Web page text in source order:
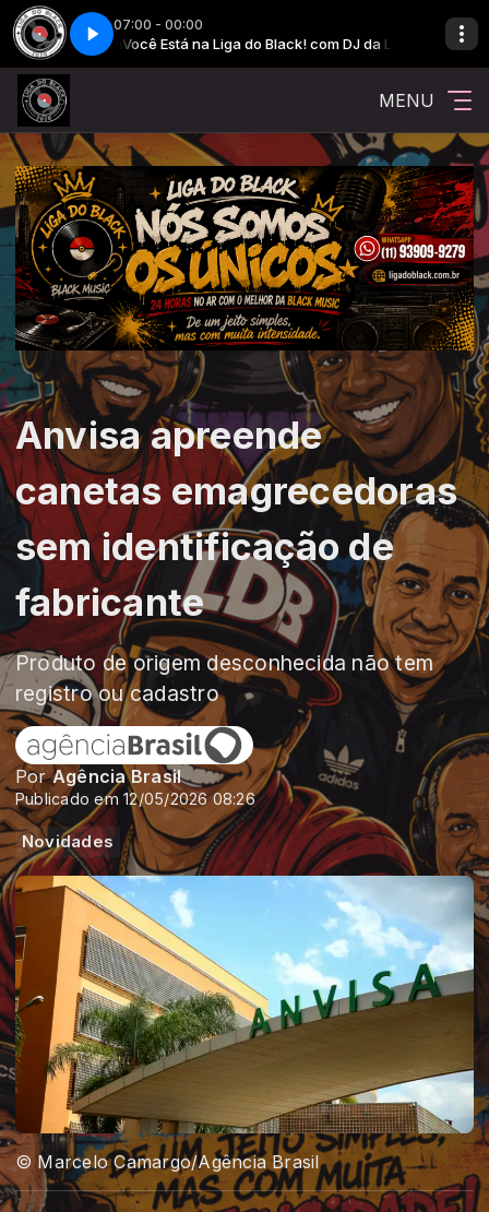
07:00 - 00:00
da LigaVocê Está na Liga do Black! com DJ da Liga
MENU
Anvisa apreende
canetas emagrecedoras
sem identificação de
fabricante
Produto de origem desconhecida não tem
registro ou cadastro
PorAgência Brasil
Publicado em 12/05/2026 08:26
Novidades
© Marcelo Camargo/Agência Brasil